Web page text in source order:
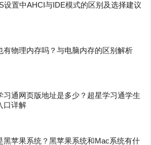
设置中AHCI与IDE模式的区别及选择建议
有物理内存吗？与电脑内存的区别解析
习通网页版地址是多少？超星学习通学生
口详解
黑苹果系统？黑苹果系统和Mac系统有什